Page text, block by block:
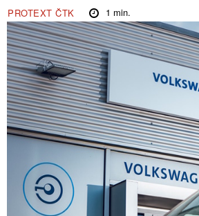
PROTEXT ČTK 1 min.